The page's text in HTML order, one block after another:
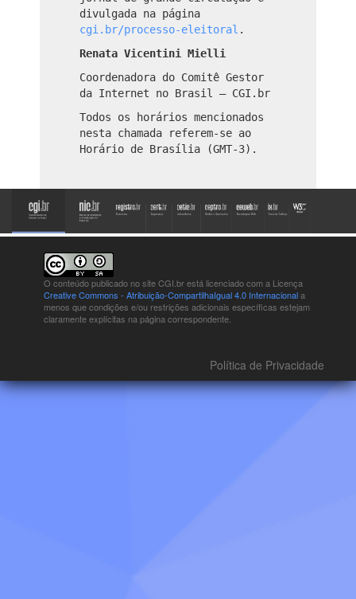
divulgada na página
cgi.br/processo-eleitoral .
Renata Vicentini Mielli
Coordenadora do Comitê Gestor
da Internet no Brasil – CGI.br
Todos os horários mencionados
nesta chamada referem-se ao
Horário de Brasília (GMT-3).
O conteúdo publicado no site CGI.br está licenciado com a Licença
Creative Commons - Atribuição-CompartilhaIgual 4.0 Internacionala
menos que condições e/ou restrições adicionais específicas estejam
claramente explícitas na página correspondente.
Política de Privacidade